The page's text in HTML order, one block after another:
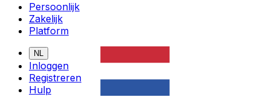
Persoonlijk
Zakelijk
Platform
NL
Inloggen
Registreren
Hulp